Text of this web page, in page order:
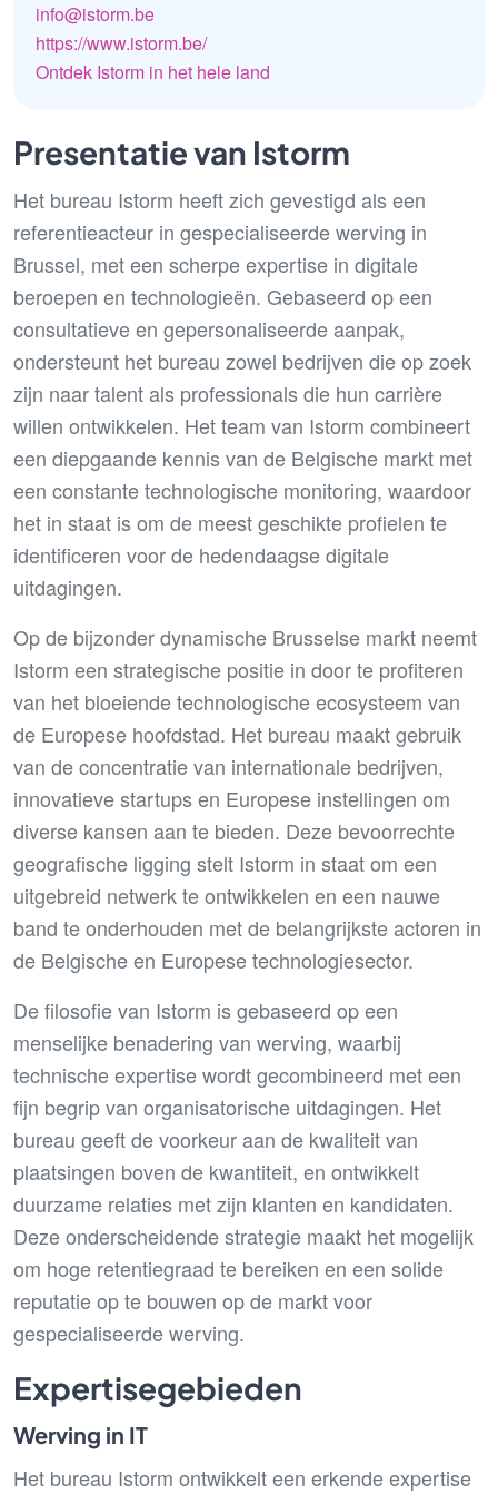
info@istorm.be
https://www.istorm.be/
Ontdek Istorm in het hele land
Presentatie van Istorm
Het bureau Istorm heeft zich gevestigd als een
referentieacteur in gespecialiseerde werving in
Brussel, met een scherpe expertise in digitale
beroepen en technologieën. Gebaseerd op een
consultatieve en gepersonaliseerde aanpak,
ondersteunt het bureau zowel bedrijven die op zoek
zijn naar talent als professionals die hun carrière
willen ontwikkelen. Het team van Istorm combineert
een diepgaande kennis van de Belgische markt met
een constante technologische monitoring, waardoor
het in staat is om de meest geschikte profielen te
identificeren voor de hedendaagse digitale
uitdagingen.
Op de bijzonder dynamische Brusselse markt neemt
Istorm een strategische positie in door te profiteren
van het bloeiende technologische ecosysteem van
de Europese hoofdstad. Het bureau maakt gebruik
van de concentratie van internationale bedrijven,
innovatieve startups en Europese instellingen om
diverse kansen aan te bieden. Deze bevoorrechte
geografische ligging stelt Istorm in staat om een
uitgebreid netwerk te ontwikkelen en een nauwe
band te onderhouden met de belangrijkste actoren in
de Belgische en Europese technologiesector.
De filosofie van Istorm is gebaseerd op een
menselijke benadering van werving, waarbij
technische expertise wordt gecombineerd met een
fijn begrip van organisatorische uitdagingen. Het
bureau geeft de voorkeur aan de kwaliteit van
plaatsingen boven de kwantiteit, en ontwikkelt
duurzame relaties met zijn klanten en kandidaten.
Deze onderscheidende strategie maakt het mogelijk
om hoge retentiegraad te bereiken en een solide
reputatie op te bouwen op de markt voor
gespecialiseerde werving.
Expertisegebieden
Werving in IT
Het bureau Istorm ontwikkelt een erkende expertise